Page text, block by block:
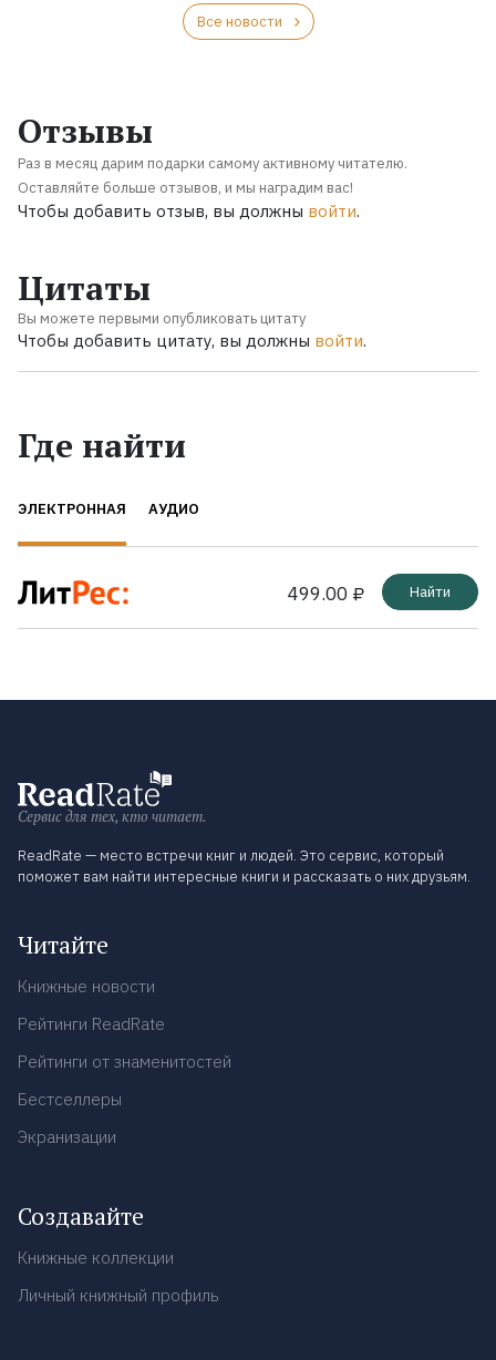
Все новости
Отзывы
Раз в месяц дарим подарки самому активному читателю.
Оставляйте больше отзывов, и мы наградим вас!
Чтобы добавить отзыв, вы должны войти.
Цитаты
Вы можете первыми опубликовать цитату
Чтобы добавить цитату, вы должны войти.
Где найти
ЭЛЕКТРОННАЯ АУДИО
499.00 ₽ Найти
Сервис для тех, кто читает.
ReadRate — место встречи книг и людей. Это сервис, который
поможет вам найти интересные книги и рассказать о них друзьям.
Читайте
Книжные новости
Рейтинги ReadRate
Рейтинги от знаменитостей
Бестселлеры
Экранизации
Создавайте
Книжные коллекции
Личный книжный профиль